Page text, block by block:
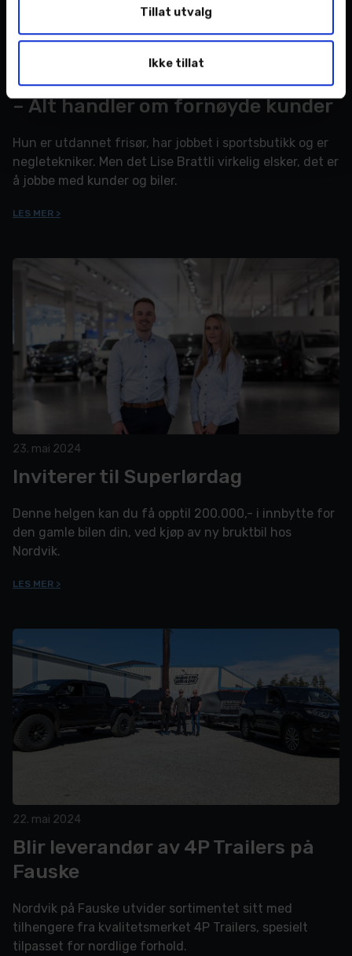
Tillat utvalg
Ikke tillat
– Alt handler om fornøyde kunder
Hun er utdannet frisør, har jobbet i sportsbutikk og er
negletekniker. Men det Lise Brattli virkelig elsker, det er
å jobbe med kunder og biler.
LES MER >
23. mai 2024
Inviterer til Superlørdag
Denne helgen kan du få opptil 200.000,- i innbytte for
den gamle bilen din, ved kjøp av ny bruktbil hos
Nordvik.
LES MER >
22. mai 2024
Blir leverandør av 4P Trailers på
Fauske
Nordvik på Fauske utvider sortimentet sitt med
tilhengere fra kvalitetsmerket 4P Trailers, spesielt
tilpasset for nordlige forhold.